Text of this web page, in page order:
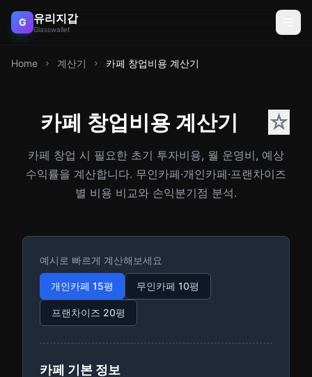
G 유리지갑
Glasswallet
Home 계산기 카페 창업비용 계산기
카페 창업비용 계산기 ☆
카페 창업 시 필요한 초기 투자비용, 월 운영비, 예상
수익률을 계산합니다. 무인카페·개인카페·프랜차이즈
별 비용 비교와 손익분기점 분석.
예시로 빠르게 계산해보세요
개인카페 15평 무인카페 10평
프랜차이즈 20평
카페 기본 정보